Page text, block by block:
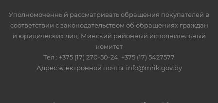
Уполномоченный рассматривать обращения покупателей в
соответствии с законодательством об обращениях граждан
и юридических лиц: Минский районный исполнительный
комитет
Тел.: +375 (17) 270-50-24, +375 (17) 5427577
Адрес электронной почты: info@mrik.gov.by